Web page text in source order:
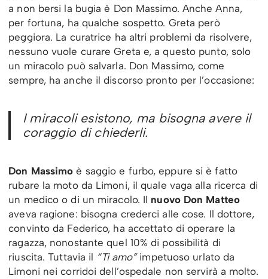
a non bersi la bugia è Don Massimo. Anche Anna,
per fortuna, ha qualche sospetto. Greta però
peggiora. La curatrice ha altri problemi da risolvere,
nessuno vuole curare Greta e, a questo punto, solo
un miracolo può salvarla. Don Massimo, come
sempre, ha anche il discorso pronto per l’occasione:
I miracoli esistono, ma bisogna avere il
coraggio di chiederli.
Don Massimo è saggio e furbo, eppure si è fatto
rubare la moto da Limoni, il quale vaga alla ricerca di
un medico o di un miracolo. Il nuovo Don Matteo
aveva ragione: bisogna crederci alle cose. Il dottore,
convinto da Federico, ha accettato di operare la
ragazza, nonostante quel 10% di possibilità di
riuscita. Tuttavia il “Ti amo”impetuoso urlato da
Limoni nei corridoi dell’ospedale non servirà a molto.